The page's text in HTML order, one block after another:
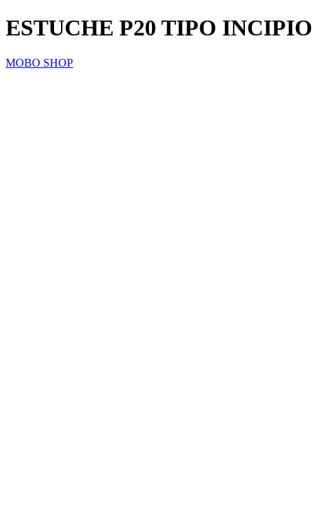
ESTUCHE P20 TIPO INCIPIO
MOBO SHOP